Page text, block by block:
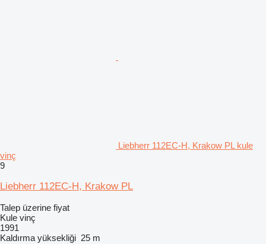
Liebherr 112EC-H, Krakow PL kule
vinç
9
Liebherr 112EC-H, Krakow PL
Talep üzerine fiyat
Kule vinç
1991
Kaldırma yüksekliği 25 m